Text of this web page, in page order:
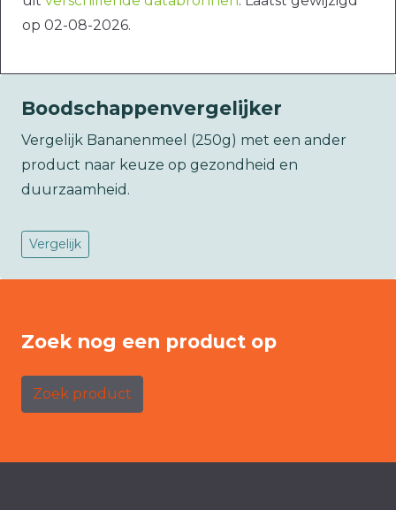
op 02-08-2026.
Boodschappenvergelijker
Vergelijk Bananenmeel (250g) met een ander
product naar keuze op gezondheid en
duurzaamheid.
Vergelijk
Zoek nog een product op
Zoek product